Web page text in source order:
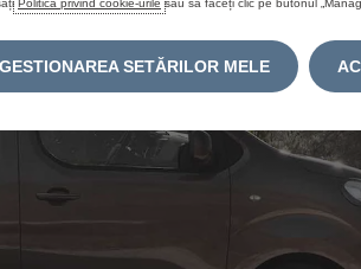
Politica privind cookie-urile sau să faceți clic pe butonul
GESTIONAREA SETĂRILOR MELE